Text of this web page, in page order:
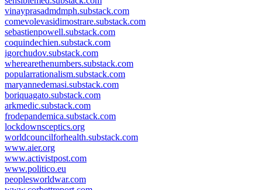
vinayprasadmdmph.substack.com
comevolevasidimostrare.substack.com
sebastienpowell.substack.com
coquindechien.substack.com
igorchudov.substack.com
wherearethenumbers.substack.com
popularrationalism.substack.com
maryannedemasi.substack.com
boriquagato.substack.com
arkmedic.substack.com
frodepandemica.substack.com
lockdownsceptics.org
worldcouncilforhealth.substack.com
www.aier.org
www.activistpost.com
www.politico.eu
peoplesworldwar.com